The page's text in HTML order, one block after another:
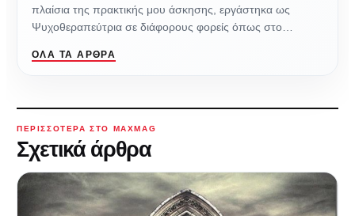
πλαίσια της πρακτικής μου άσκησης, εργάστηκα ως
Ψυχοθεραπεύτρια σε διάφορους φορείς όπως στο…
ΌΛΑ ΤΑ ΆΡΘΡΑ
ΠΕΡΙΣΣΌΤΕΡΑ ΣΤΟ MAXMAG
Σχετικά άρθρα